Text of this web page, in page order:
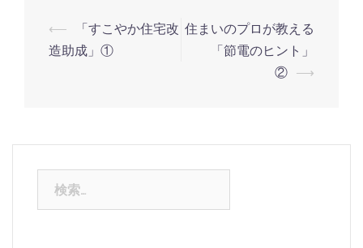
⟵
「すこやか住宅改
造助成」①
住まいのプロが教える
「節電のヒント」
② ⟶